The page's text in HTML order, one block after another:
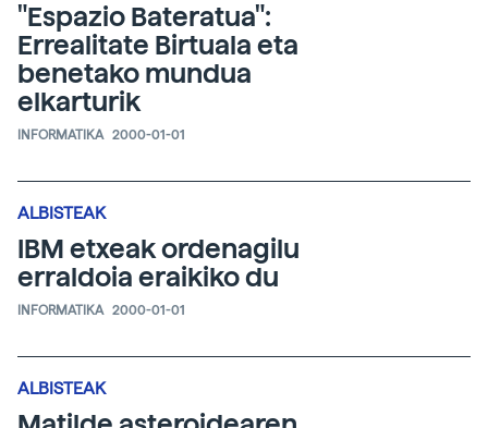
"Espazio Bateratua":
Errealitate Birtuala eta
benetako mundua
elkarturik
INFORMATIKA 2000-01-01
ALBISTEAK
IBM etxeak ordenagilu
erraldoia eraikiko du
INFORMATIKA 2000-01-01
ALBISTEAK